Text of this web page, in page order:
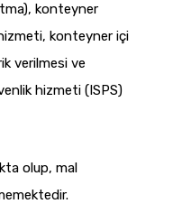
konteyner
konteyner içi
verilmesi ve
hizmeti (ISPS)
olup, mal